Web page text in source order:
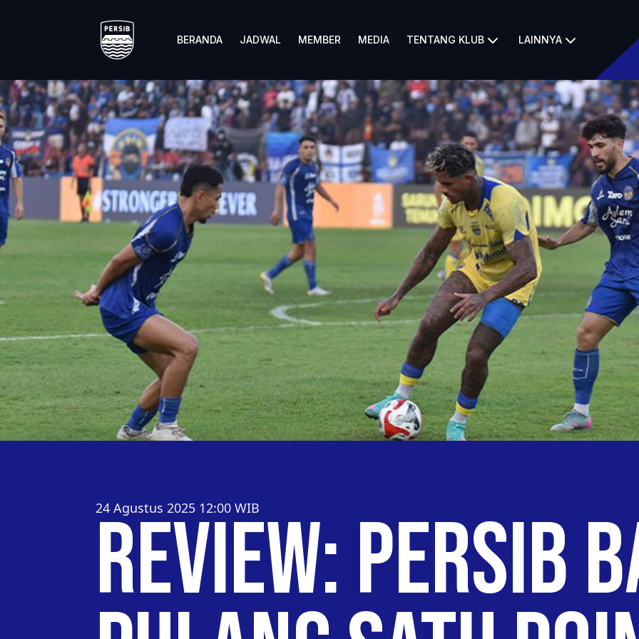
BERANDA JADWAL MEMBER MEDIA TENTANG KLUB LAINNYA
24 Agustus 2025 12:00